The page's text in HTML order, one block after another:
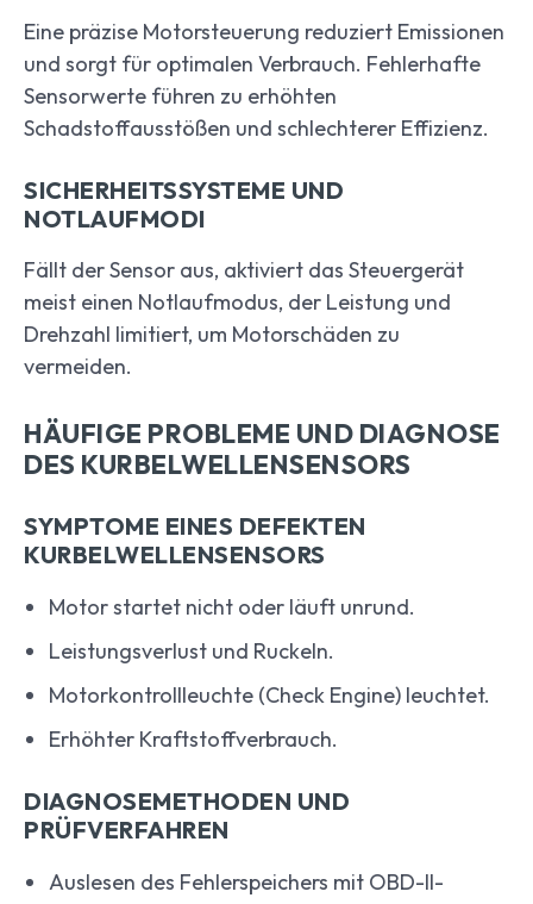
Eine präzise Motorsteuerung reduziert Emissionen
und sorgt für optimalen Verbrauch. Fehlerhafte
Sensorwerte führen zu erhöhten
Schadstoffausstößen und schlechterer Effizienz.
SICHERHEITSSYSTEME UND
NOTLAUFMODI
Fällt der Sensor aus, aktiviert das Steuergerät
meist einen Notlaufmodus, der Leistung und
Drehzahl limitiert, um Motorschäden zu
vermeiden.
HÄUFIGE PROBLEME UND DIAGNOSE
DES KURBELWELLENSENSORS
SYMPTOME EINES DEFEKTEN
KURBELWELLENSENSORS
Motor startet nicht oder läuft unrund.
Leistungsverlust und Ruckeln.
Motorkontrollleuchte (Check Engine) leuchtet.
Erhöhter Kraftstoffverbrauch.
DIAGNOSEMETHODEN UND
PRÜFVERFAHREN
Auslesen des Fehlerspeichers mit OBD-II-